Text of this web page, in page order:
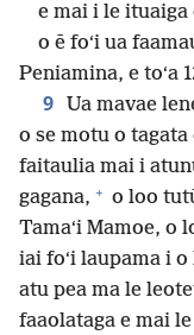
e mai i le ituaiga
o ē foʻi ua
Peniamina, e toʻa
9
Ua mavae
o se motu o tagata
faitaulia mai i
gagana, + o loo
Tamaʻi Mamoe, o
iai foʻi laupama i
atu pea ma le
faaolataga e mai